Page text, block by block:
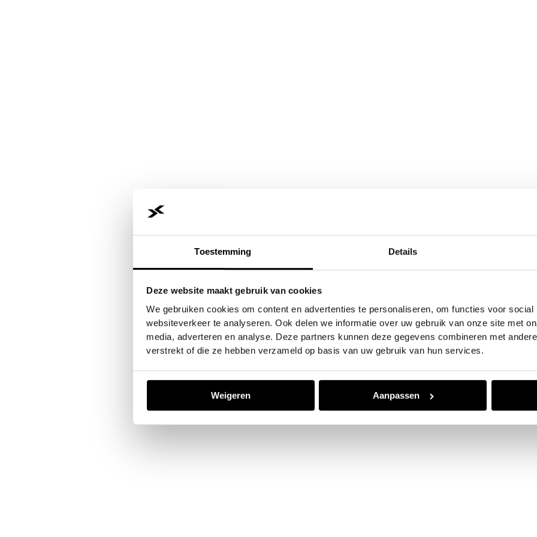
Toestemming Details
Deze website maakt gebruik van cookies
We gebruiken cookies om content en advertenties te personaliseren, om functies voor
websiteverkeer te analyseren. Ook delen we informatie over uw gebruik van onze site met
media, adverteren en analyse. Deze partners kunnen deze gegevens combineren met
verstrekt of die ze hebben verzameld op basis van uw gebruik van hun services.
Weigeren Aanpassen
Application error: aclient-side exception has occurred while loadingwww.jvk.nl(see the